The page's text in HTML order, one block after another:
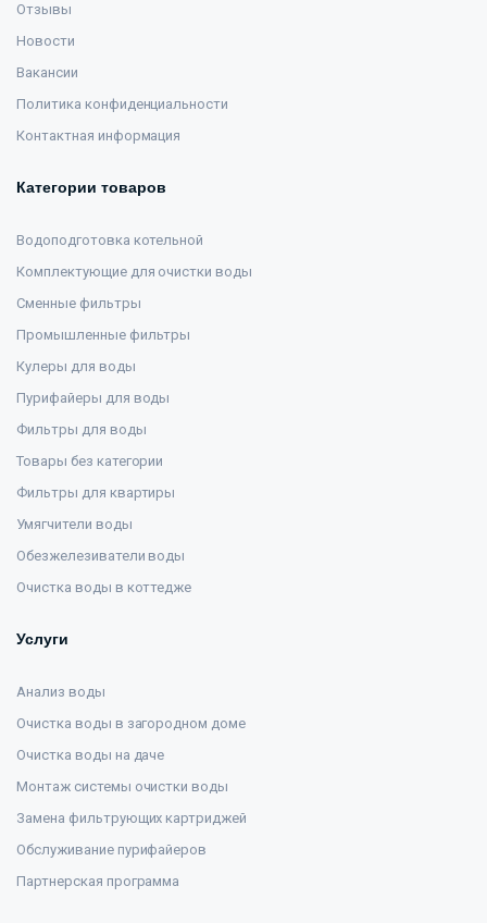
Отзывы
Новости
Вакансии
Политика конфиденциальности
Контактная информация
Категории товаров
Водоподготовка котельной
Комплектующие для очистки воды
Сменные фильтры
Промышленные фильтры
Кулеры для воды
Пурифайеры для воды
Фильтры для воды
Товары без категории
Фильтры для квартиры
Умягчители воды
Обезжелезиватели воды
Очистка воды в коттедже
Услуги
Анализ воды
Очистка воды в загородном доме
Очистка воды на даче
Монтаж системы очистки воды
Замена фильтрующих картриджей
Обслуживание пурифайеров
Партнерская программа